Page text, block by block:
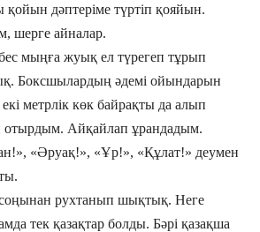
қойын дәптеріме түртіп қояйын.
шерге айналар.
мыңға жуық ел түрегеп тұрып
Боксшылардың әдемі ойындарын
екі метрлік көк байрақты да алып
отырдым. Айқайлап ұрандадым.
«Әруақ!», «Ұр!», «Құлат!» деумен
рухтанып шықтық. Неге
тек қазақтар болды. Бәрі қазақша